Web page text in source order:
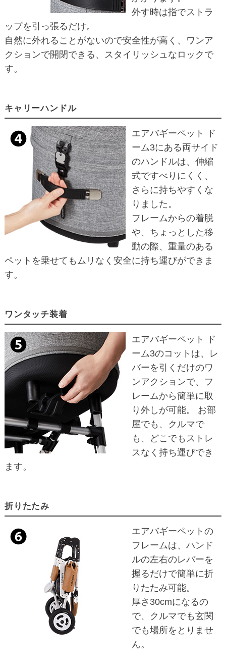
外す時は指でストラ
ップを引っ張るだけ。
自然に外れることがないので安全性が高く、ワンア
クションで開閉できる、スタイリッシュなロックで
す。
キャリーハンドル
エアバギーペット ド
ーム3にある両サイド
のハンドルは、伸縮
式ですべりにくく、
さらに持ちやすくな
りました。
フレームからの着脱
や、ちょっとした移
動の際、重量のある
ペットを乗せてもムリなく安全に持ち運びができま
す。
ワンタッチ装着
エアバギーペット ド
ーム3のコットは、レ
バーを引くだけのワ
ンアクションで、フ
レームから簡単に取
り外しが可能。 お部
屋でも、クルマで
も、どこでもストレ
スなく持ち運びでき
ます。
折りたたみ
エアバギーペットの
フレームは、ハンド
ルの左右のレバーを
握るだけで簡単に折
りたたみ可能。
厚さ30cmになるの
で、クルマでも玄関
でも場所をとりませ
ん。